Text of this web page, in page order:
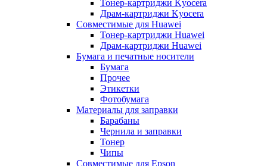
Тонер-картриджи Kyocera
Драм-картриджи Kyocera
Совместимые для Huawei
Тонер-картриджи Huawei
Драм-картриджи Huawei
Бумага и печатные носители
Бумага
Прочее
Этикетки
Фотобумага
Материалы для заправки
Барабаны
Чернила и заправки
Тонер
Чипы
Совместимые для Epson